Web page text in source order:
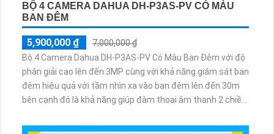
BỘ 4 CAMERA DAHUA DH-P3AS-PV CÓ MÀU
BAN ĐÊM
5,900,000 ₫
7,000,000 ₫
Bộ 4 Camera Dahua DH-P3AS-PV Có Màu Ban Đêm với độ
phân giải cao lên đến 3MP cùng với khả năng giám sát ban
đêm hiệu quả với tầm nhìn xa vào ban đêm lên đến 30m
bên cạnh đó là khả năng giúp đàm thoại âm thanh 2 chiều